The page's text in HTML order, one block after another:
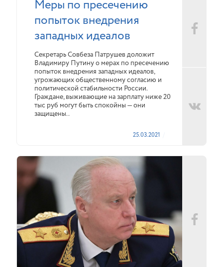
Меры по пресечению
попыток внедрения
западных идеалов
Секретарь Совбеза Патрушев доложит
Владимиру Путину о мерах по пресечению
попыток внедрения западных идеалов,
угрожающих общественному согласию и
политической стабильности России.
Граждане, выживающие на зарплату ниже 20
тыс руб могут быть спокойны — они
защищены..
25.03.2021